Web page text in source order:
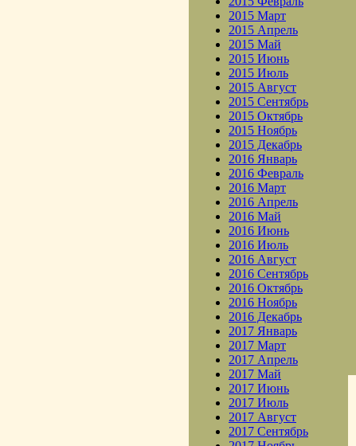
2015 Март
2015 Апрель
2015 Май
2015 Июнь
2015 Июль
2015 Август
2015 Сентябрь
2015 Октябрь
2015 Ноябрь
2015 Декабрь
2016 Январь
2016 Февраль
2016 Март
2016 Апрель
2016 Май
2016 Июнь
2016 Июль
2016 Август
2016 Сентябрь
2016 Октябрь
2016 Ноябрь
2016 Декабрь
2017 Январь
2017 Март
2017 Апрель
2017 Май
2017 Июнь
2017 Июль
2017 Август
2017 Сентябрь